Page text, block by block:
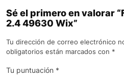
Sé el primero en valorar
2.4 49630 Wix”
Tu dirección de correo electrónico
obligatorios están marcados con *
Tu puntuación *